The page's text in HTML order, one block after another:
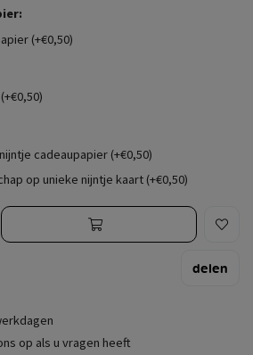
(+€0,50)
cadeaupapier (+€0,50)
op unieke nijntje kaart (+€0,50)
delen
op als u vragen heeft